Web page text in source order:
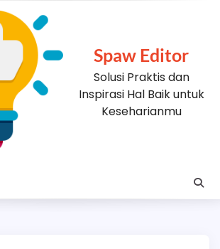
Spaw Editor
Solusi Praktis dan
Inspirasi Hal Baik untuk
Keseharianmu